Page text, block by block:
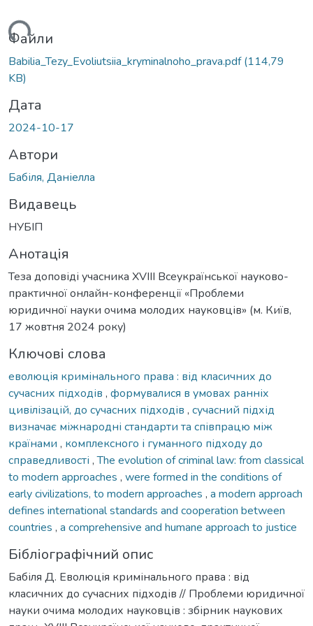
Файли
Babilia_Tezy_Evoliutsiia_kryminalnoho_prava.pdf(114,79
KB)
Дата
2024-10-17
Автори
Бабіля, Даніелла
Видавець
НУБІП
Анотація
Теза доповіді учасника XVIII Всеукраїнської науково-
практичної онлайн-конференції «Проблеми
юридичної науки очима молодих науковців» (м. Київ,
17 жовтня 2024 року)
Ключові слова
еволюція кримінального права : від класичних до
сучасних підходів , формувалися в умовах ранніх
цивілізацій, до сучасних підходів , сучасний підхід
визначає міжнародні стандарти та співпрацю між
країнами , комплексного і гуманного підходу до
справедливості ,The evolution of criminal law: from classical
to modern approaches , were formed in the conditions of
early civilizations, to modern approaches , a modern approach
defines international standards and cooperation between
countries , a comprehensive and humane approach to justice
Бібліографічний опис
Бабіля Д. Еволюція кримінального права : від
класичних до сучасних підходів // Проблеми юридичної
науки очима молодих науковців : збірник наукових